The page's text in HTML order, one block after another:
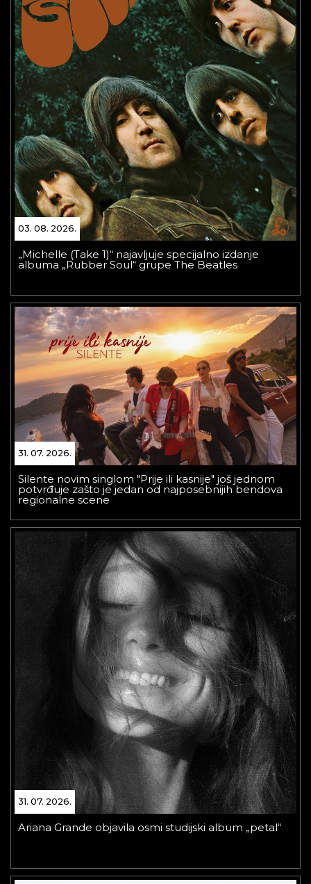
03. 08. 2026.
„Michelle (Take 1)“ najavljuje specijalno izdanje
albuma „Rubber Soul“ grupe The Beatles
31. 07. 2026.
Silente novim singlom "Prije ili kasnije" još jednom
potvrđuje zašto je jedan od najposebnijih bendova
regionalne scene
31. 07. 2026.
Ariana Grande objavila osmi studijski album „petal“